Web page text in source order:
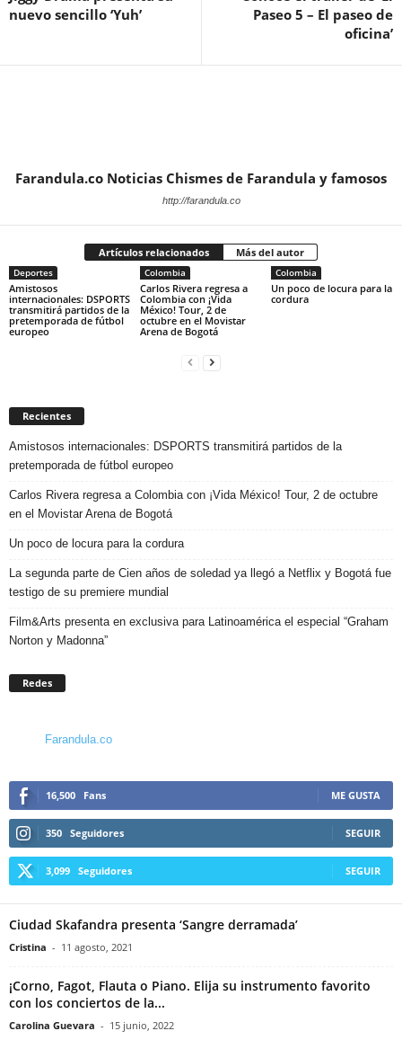
nuevo sencillo ‘Yuh’
Paseo 5 – El paseo de
oficina’
Farandula.co Noticias Chismes de Farandula y famosos
http://farandula.co
Artículos relacionados Más del autor
Deportes
Amistosos
internacionales: DSPORTS
transmitirá partidos de la
pretemporada de fútbol
europeo
Colombia
Carlos Rivera regresa a
Colombia con ¡Vida
México! Tour, 2 de
octubre en el Movistar
Arena de Bogotá
Colombia
Un poco de locura para la
cordura
Recientes
Amistosos internacionales: DSPORTS transmitirá partidos de la
pretemporada de fútbol europeo
Carlos Rivera regresa a Colombia con ¡Vida México! Tour, 2 de octubre
en el Movistar Arena de Bogotá
Un poco de locura para la cordura
La segunda parte de Cien años de soledad ya llegó a Netflix y Bogotá fue
testigo de su premiere mundial
Film&Arts presenta en exclusiva para Latinoamérica el especial “Graham
Norton y Madonna”
Redes
Farandula.co
16,500 Fans ME GUSTA
350 Seguidores SEGUIR
3,099 Seguidores SEGUIR
Ciudad Skafandra presenta ‘Sangre derramada’
Cristina - 11 agosto, 2021
¡Corno, Fagot, Flauta o Piano. Elija su instrumento favorito
con los conciertos de la...
Carolina Guevara - 15 junio, 2022